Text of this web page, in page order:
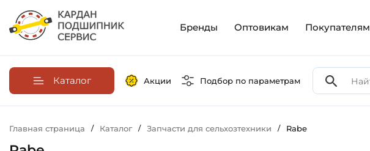
Бренды Оптовикам Покупателям
Каталог Акции Подбор по параметрам
Главная страница / Каталог / Запчасти для сельхозтехники / Rabe